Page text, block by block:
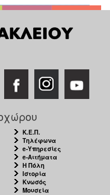
Κ.Ε.Π.
Τηλέφωνα
e-Υπηρεσίες
e-Αιτήματα
Η Πόλη
Ιστορία
Κνωσός
Μουσεία